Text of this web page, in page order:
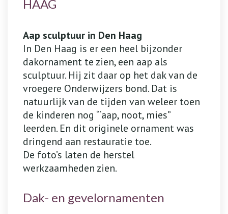
HAAG
Aap sculptuur in Den Haag
In Den Haag is er een heel bijzonder
dakornament te zien, een aap als
sculptuur. Hij zit daar op het dak van de
vroegere Onderwijzers bond. Dat is
natuurlijk van de tijden van weleer toen
de kinderen nog “‘aap, noot, mies”
leerden. En dit originele ornament was
dringend aan restauratie toe.
De foto’s laten de herstel
werkzaamheden zien.
Dak- en gevelornamenten